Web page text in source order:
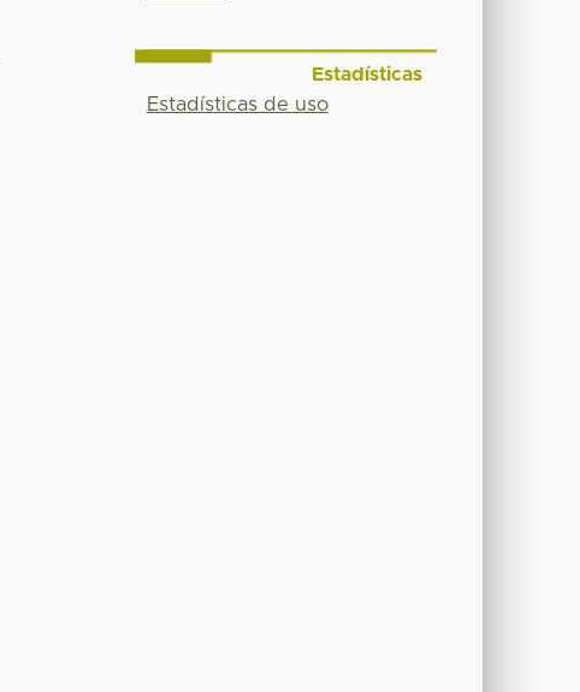
Estadísticas
Estadísticas de uso